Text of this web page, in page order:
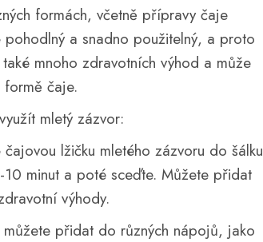
formách, včetně přípravy čaje
a snadno použitelný, a proto
mnoho zdravotních výhod a může
formě čaje.
mletý zázvor:
lžičku mletého zázvoru do šálku
minut a poté sceďte. Můžete přidat
výhody.
můžete přidat do různých nápojů, jako